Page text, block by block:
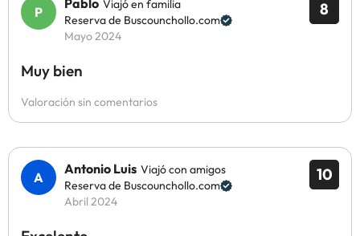
8
Pablo Viajó en familia
Reserva de Buscounchollo.com
Mayo 2024
Muy bien
Valoración sin comentarios
10
Antonio Luis Viajó con amigos
Reserva de Buscounchollo.com
Abril 2024